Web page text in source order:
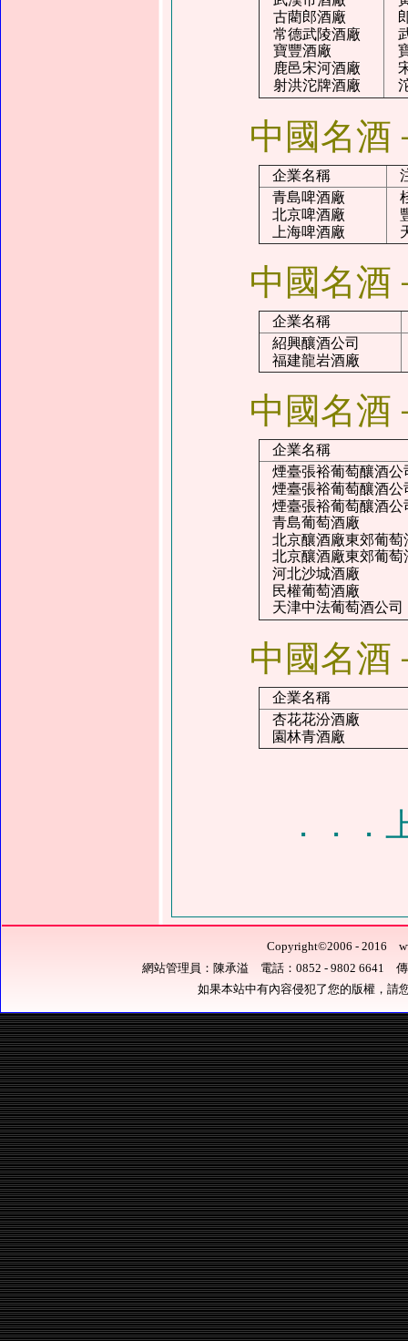
古藺郎酒廠
常德武陵酒廠
寶豐酒廠
鹿邑宋河酒廠
射洪沱牌酒廠
中國名酒
企業名稱
青島啤酒廠
北京啤酒廠
上海啤酒廠
中國名酒
企業名稱
紹興釀酒公司
福建龍岩酒廠
中國名酒
企業名稱
煙臺張裕葡萄釀酒公
煙臺張裕葡萄釀酒公
煙臺張裕葡萄釀酒公
青島葡萄酒廠
北京釀酒廠東郊葡萄
北京釀酒廠東郊葡萄
河北沙城酒廠
民權葡萄酒廠
天津中法葡萄酒公司
中國名酒
企業名稱
杏花花汾酒廠
園林青酒廠
．．．
Copyright©2006 - 2016
網站管理員：陳承溢 電話：0852 - 9802 6641
如果本站中有內容侵犯了您的版權，請